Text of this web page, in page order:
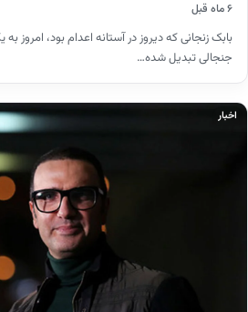
۶ ماه قبل
بابک زنجانی که دیروز در آستانه اعدام بود، امروز
جنجالی تبدیل شده…
اخبار